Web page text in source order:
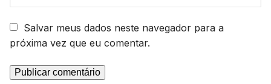
Salvar meus dados neste navegador para a
próxima vez que eu comentar.